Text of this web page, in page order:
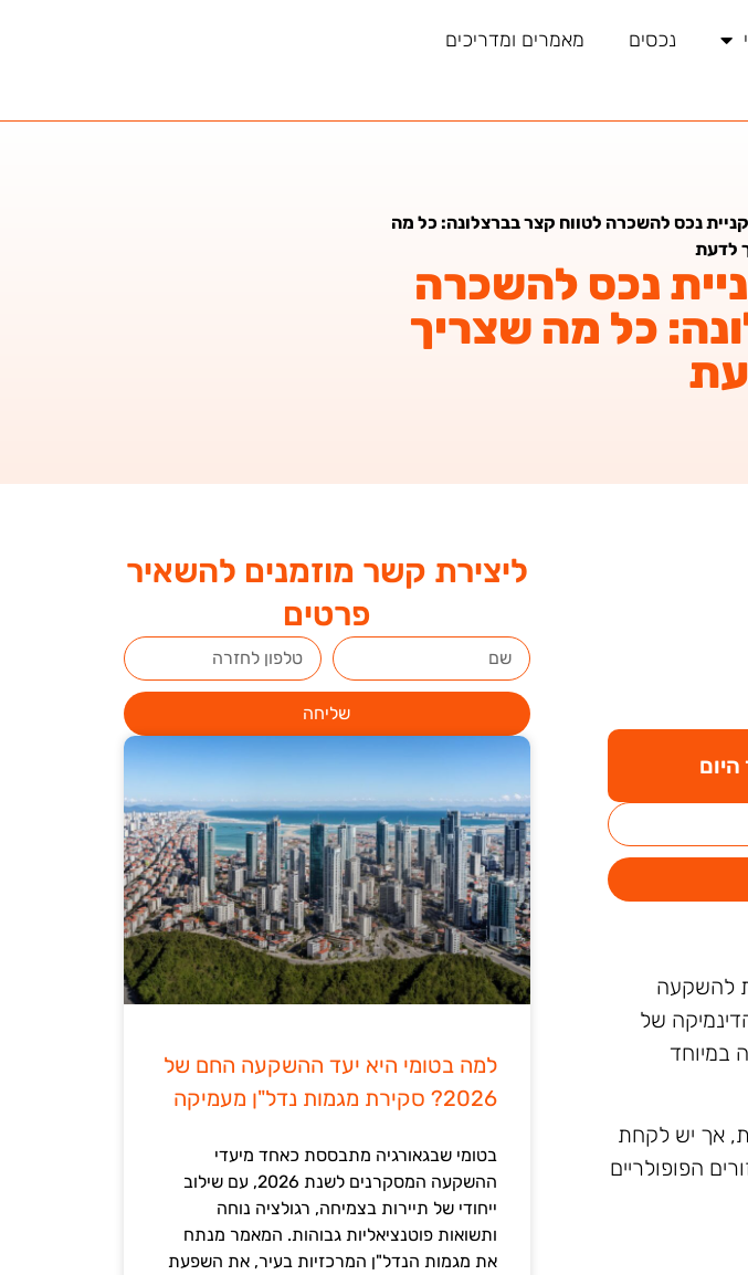
נכסים מאמרים ומדריכים
נכס להשכרה לטווח קצר בברצלונה: כל מה
לדעת
נכס להשכרה
כל מה שצריך
ליצירת קשר מוזמנים להשאיר
פרטים
שליחה
למה בטומי היא יעד ההשקעה החם של
2026? סקירת מגמות נדל"ן מעמיקה
בטומי שבגאורגיה מתבססת כאחד מיעדי
ההשקעה המסקרנים לשנת 2026, עם שילוב
ייחודי של תיירות בצמיחה, רגולציה נוחה
ותשואות פוטנציאליות גבוהות. המאמר מנתח
את מגמות הנדל"ן המרכזיות בעיר, את השפעת
להשקעה
של
במיוחד
אך יש לקחת
הפופולריים